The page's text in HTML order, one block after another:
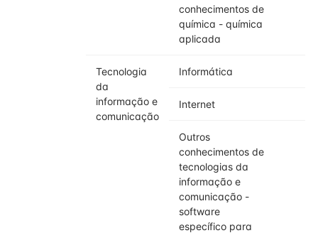
conhecimentos de
química - química
aplicada
Tecnologia
da
informação e
comunicação
Informática
Internet
Outros
conhecimentos de
tecnologias da
informação e
comunicação -
software
específico para